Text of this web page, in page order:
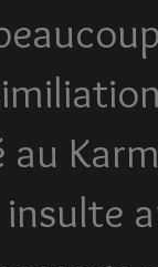
au